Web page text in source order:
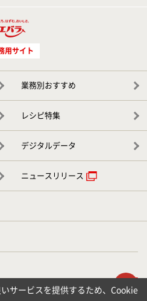
用サイト
業務別おすすめ
レシピ特集
デジタルデータ
ニュースリリース
サービスを提供するため、Cookie